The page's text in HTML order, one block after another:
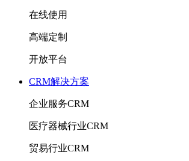
在线使用
高端定制
开放平台
CRM解决方案
企业服务CRM
医疗器械行业CRM
贸易行业CRM